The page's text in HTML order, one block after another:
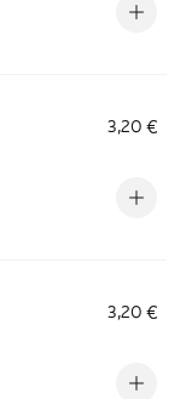
3,20 €
3,20 €